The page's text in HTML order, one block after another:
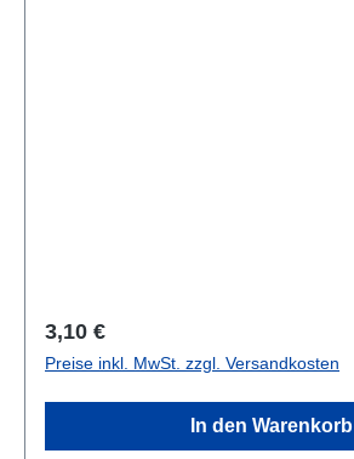
Regulärer Preis:
3,10 €
Preise inkl. MwSt. zzgl. Versandkosten
In den Warenkorb